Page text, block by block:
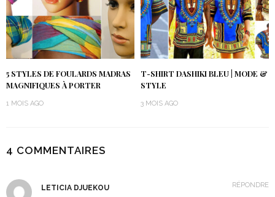
5 STYLES DE FOULARDS MADRAS
MAGNIFIQUES À PORTER
1 MOIS AGO
T-SHIRT DASHIKI BLEU | MODE &
STYLE
3 MOIS AGO
4 COMMENTAIRES
LETICIA DJUEKOU RÉPONDRE